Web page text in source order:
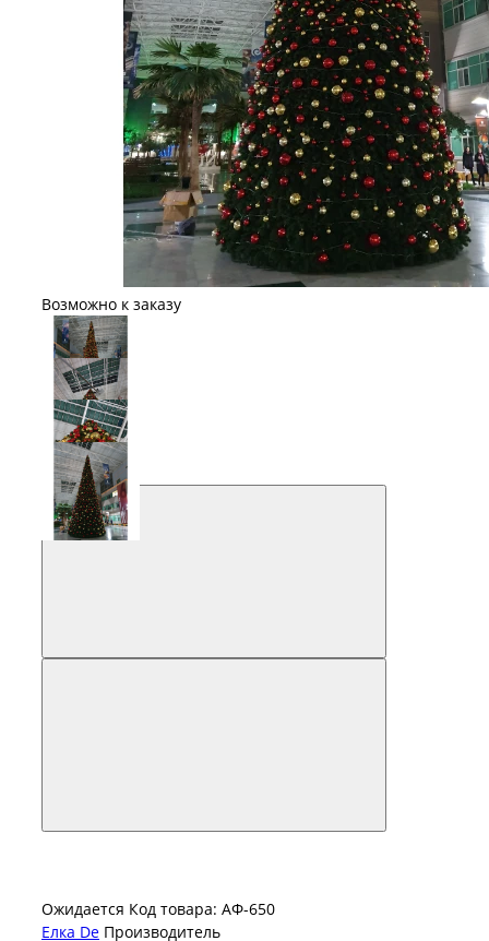
Возможно к заказу
Ожидается Код товара: АФ-650
Елка De Производитель